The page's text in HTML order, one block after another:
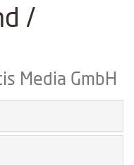
/
Media GmbH